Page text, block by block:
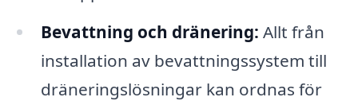
Bevattning och dränering: Allt från
installation av bevattningssystem till
dräneringslösningar kan ordnas för